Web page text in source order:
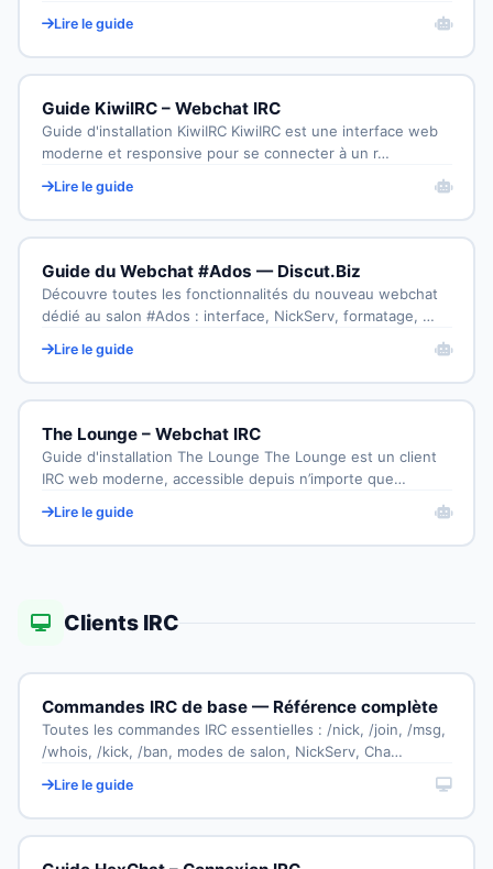
Lire le guide
Guide KiwiIRC – Webchat IRC
Guide d'installation KiwiIRC KiwiIRC est une interface web
moderne et responsive pour se connecter à un r…
Lire le guide
Guide du Webchat #Ados — Discut.Biz
Découvre toutes les fonctionnalités du nouveau webchat
dédié au salon #Ados : interface, NickServ, formatage, …
Lire le guide
The Lounge – Webchat IRC
Guide d'installation The Lounge The Lounge est un client
IRC web moderne, accessible depuis n’importe que…
Lire le guide
Clients IRC
Commandes IRC de base — Référence complète
Toutes les commandes IRC essentielles : /nick, /join, /msg,
/whois, /kick, /ban, modes de salon, NickServ, Cha…
Lire le guide